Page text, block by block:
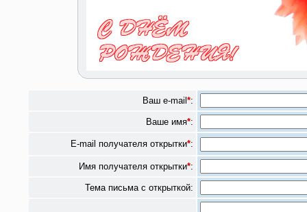
Ваш e-mail *:
Ваше имя*:
E-mail получателя открытки*:
Имя получателя открытки*:
Тема письма с открыткой: